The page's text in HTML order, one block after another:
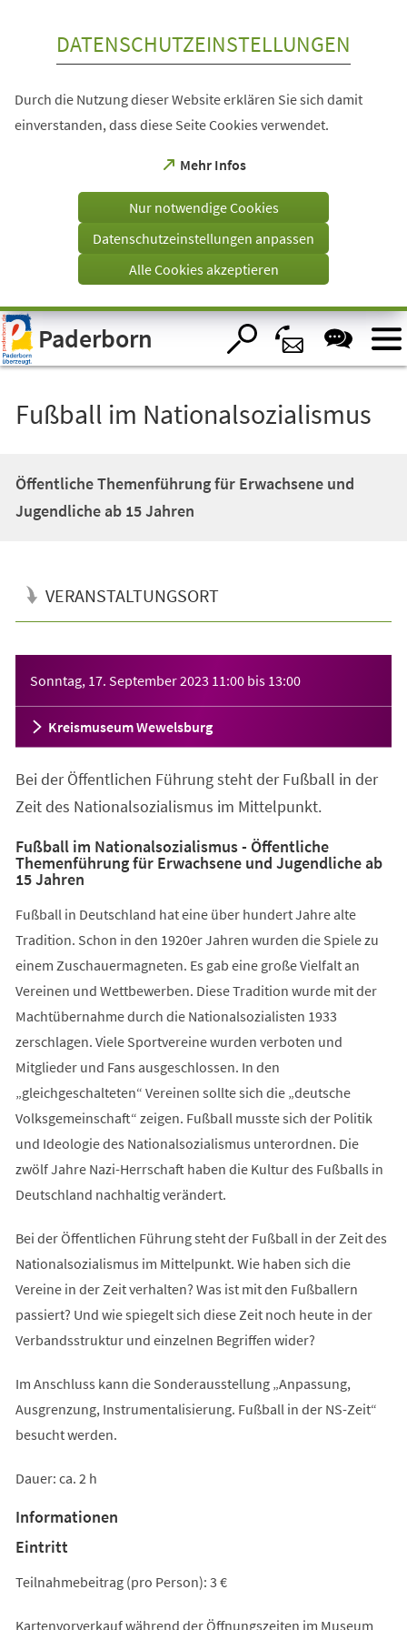
Visuelle
Assistenzsoftware
öffnen.
DATENSCHUTZEINSTELLUNGEN
Durch die Nutzung dieser Website erklären Sie sich damit
einverstanden, dass diese Seite Cookies verwendet.
Mehr Infos
(Öffnet
einem
Tab)
Nur notwendige Cookies
Datenschutzeinstellungen anpassen
Alle Cookies akzeptieren
Paderborn
Fußball im Nationalsozialismus
Öffentliche Themenführung für Erwachsene und
Jugendliche ab 15 Jahren
VERANSTALTUNGSORT
Sonntag, 17. September 2023 11:00 bis 13:00
Kreismuseum Wewelsburg
Bei der Öffentlichen Führung steht der Fußball in der
Zeit des Nationalsozialismus im Mittelpunkt.
Fußball im Nationalsozialismus - Öffentliche
Themenführung für Erwachsene und Jugendliche ab
15 Jahren
Fußball in Deutschland hat eine über hundert Jahre alte
Tradition. Schon in den 1920er Jahren wurden die Spiele zu
einem Zuschauermagneten. Es gab eine große Vielfalt an
Vereinen und Wettbewerben. Diese Tradition wurde mit der
Machtübernahme durch die Nationalsozialisten 1933
zerschlagen. Viele Sportvereine wurden verboten und
Mitglieder und Fans ausgeschlossen. In den
„gleichgeschalteten“ Vereinen sollte sich die „deutsche
Volksgemeinschaft“ zeigen. Fußball musste sich der Politik
und Ideologie des Nationalsozialismus unterordnen. Die
zwölf Jahre Nazi-Herrschaft haben die Kultur des Fußballs in
Deutschland nachhaltig verändert.
Bei der Öffentlichen Führung steht der Fußball in der Zeit des
Nationalsozialismus im Mittelpunkt. Wie haben sich die
Vereine in der Zeit verhalten? Was ist mit den Fußballern
passiert? Und wie spiegelt sich diese Zeit noch heute in der
Verbandsstruktur und einzelnen Begriffen wider?
Im Anschluss kann die Sonderausstellung „Anpassung,
Ausgrenzung, Instrumentalisierung. Fußball in der NS-Zeit“
besucht werden.
Dauer: ca. 2 h
Informationen
Eintritt
Teilnahmebeitrag (pro Person): 3 €
Kartenvorverkauf während der Öffnungszeiten im Museum